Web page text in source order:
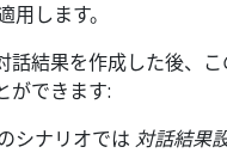
用します。
話結果を作成した後、
ができます:
シナリオでは 対話結果